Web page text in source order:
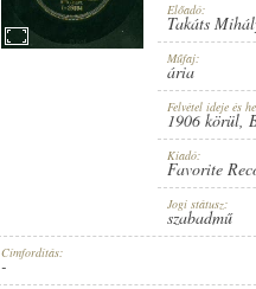
1906 KÖRÜL
KIADÓ: FAVORITE RECORD
Előadó:
Takáts
Műfaj:
ária
Felvétel ideje és
1906 körül,
Kiadó:
Favorite
Jogi státusz:
szabadmű
Címfordítás:
-